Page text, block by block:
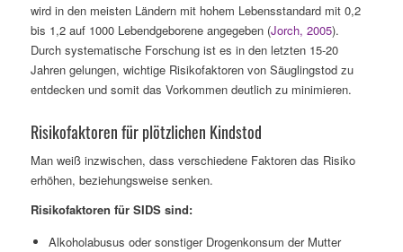
wird in den meisten Ländern mit hohem Lebensstandard mit 0,2
bis 1,2 auf 1000 Lebendgeborene angegeben (Jorch, 2005).
Durch systematische Forschung ist es in den letzten 15-20
Jahren gelungen, wichtige Risikofaktoren von Säuglingstod zu
entdecken und somit das Vorkommen deutlich zu minimieren.
Risikofaktoren für plötzlichen Kindstod
Man weiß inzwischen, dass verschiedene Faktoren das Risiko
erhöhen, beziehungsweise senken.
Risikofaktoren für SIDS sind:
Alkoholabusus oder sonstiger Drogenkonsum der Mutter